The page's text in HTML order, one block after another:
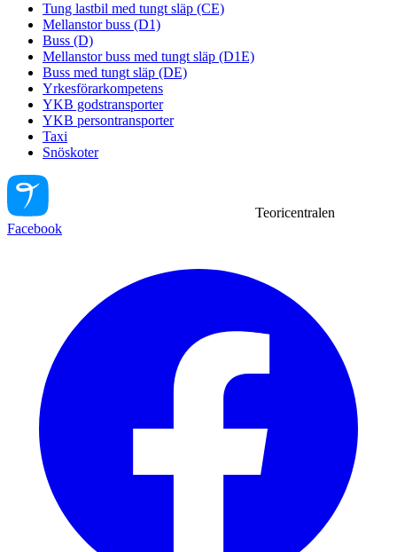
Tung lastbil med tungt släp (CE)
Mellanstor buss (D1)
Buss (D)
Mellanstor buss med tungt släp (D1E)
Buss med tungt släp (DE)
Yrkesförarkompetens
YKB godstransporter
YKB persontransporter
Taxi
Snöskoter
Teoricentralen
Facebook